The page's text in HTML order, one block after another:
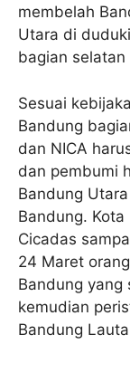
membelah
Utara di
bagian
Sesuai
Bandung
dan NICA
dan pembumi
Bandung
Bandung.
Cicadas
24 Maret
Bandung yang
kemudian
Bandung